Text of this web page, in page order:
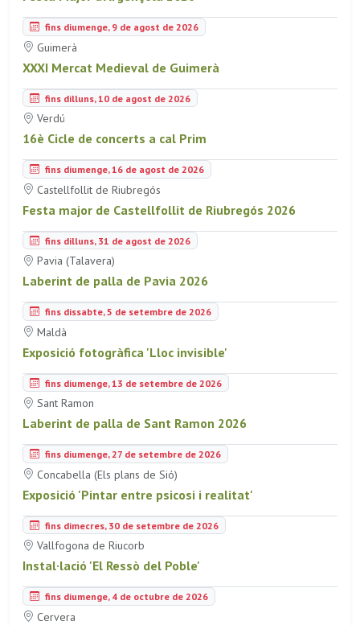
fins diumenge, 9 de agost de 2026
Guimerà
XXXI Mercat Medieval de Guimerà
fins dilluns, 10 de agost de 2026
Verdú
16è Cicle de concerts a cal Prim
fins diumenge, 16 de agost de 2026
Castellfollit de Riubregós
Festa major de Castellfollit de Riubregós 2026
fins dilluns, 31 de agost de 2026
Pavia (Talavera)
Laberint de palla de Pavia 2026
fins dissabte, 5 de setembre de 2026
Maldà
Exposició fotogràfica 'Lloc invisible'
fins diumenge, 13 de setembre de 2026
Sant Ramon
Laberint de palla de Sant Ramon 2026
fins diumenge, 27 de setembre de 2026
Concabella (Els plans de Sió)
Exposició 'Pintar entre psicosi i realitat'
fins dimecres, 30 de setembre de 2026
Vallfogona de Riucorb
Instal·lació 'El Ressò del Poble'
fins diumenge, 4 de octubre de 2026
Cervera